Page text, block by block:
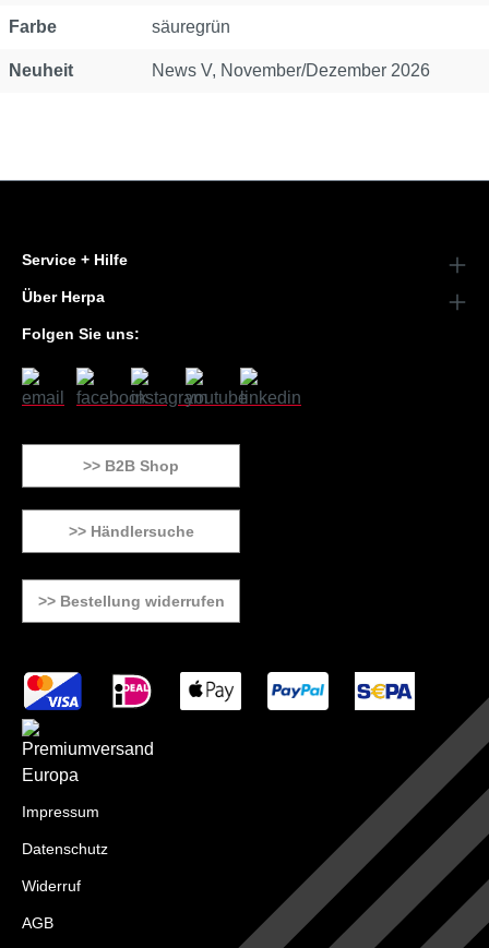
Farbe säuregrün
Neuheit News V, November/Dezember 2026
Service + Hilfe
Über Herpa
Folgen Sie uns:
>> B2B Shop
>> Händlersuche
>> Bestellung widerrufen
Impressum
Datenschutz
Widerruf
AGB